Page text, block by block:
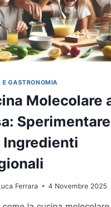
E GASTRONOMIA
Molecolare
Sperimentare
Ingredienti
Ferrara 4 Novembre 2025